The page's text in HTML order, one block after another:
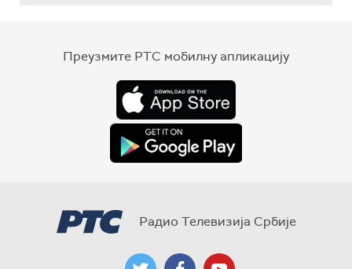
Преузмите РТС мобилну апликацију
Радио Телевизија Србије